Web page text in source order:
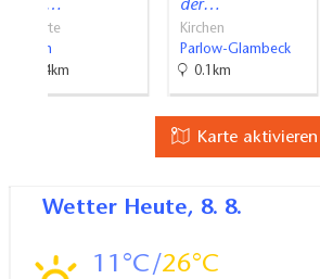
Serie…
Filmorte
Chorin
15.4km
der…
Kirchen
Parlow-Glambeck
0.1km
Karte aktivieren
Wetter Heute, 8. 8.
11 26